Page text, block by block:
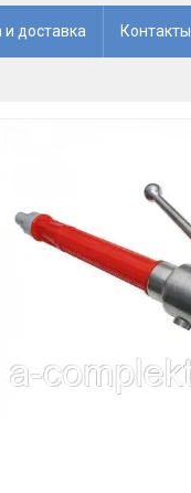
доставка Контакты